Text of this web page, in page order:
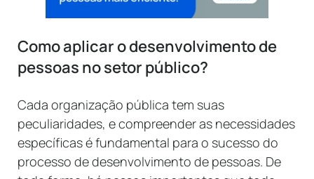
Como aplicar o desenvolvimento de
pessoas no setor público?
Cada organização pública tem suas
peculiaridades, e compreender as necessidades
específicas é fundamental para o sucesso do
processo de desenvolvimento de pessoas. De